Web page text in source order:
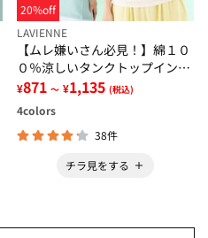
20%off
LAVIENNE
【ムレ嫌いさん必見！】綿１０
０％涼しいタンクトップインナ
ー＜さらりラボ＞
¥871 ～ ¥1,135 (税込)
4colors
38件
チラ見をする